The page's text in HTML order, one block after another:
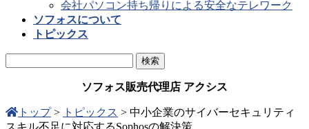
会社パソコン持ち帰りによる安全なテレワーク
ソフォスについて
トピックス
ソフォス販売代理店 アクシス
トップ> トピックス > 中小企業のサイバーセキュリティ
スキル不足に対応するSophosの解決策